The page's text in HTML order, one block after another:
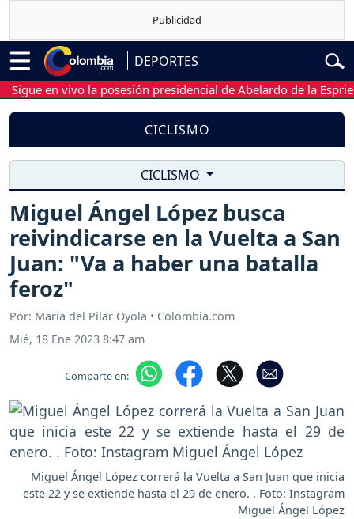
DEPORTES
en vivo la posesión presidencial de Abelardo de la Espriella
CICLISMO
CICLISMO
Miguel Ángel López busca
reivindicarse en la Vuelta a San
Juan: "Va a haber una batalla
feroz"
Por: María del Pilar Oyola • Colombia.com
Mié, 18 Ene 2023 8:47 am
Comparte en:
Miguel Ángel López correrá la Vuelta a San Juan que inicia
este 22 y se extiende hasta el 29 de enero. . Foto: Instagram
Miguel Ángel López